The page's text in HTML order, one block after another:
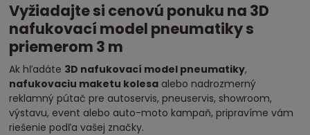
Vyžiadajte si cenovú ponuku na 3D
nafukovací model pneumatiky s
priemerom 3 m
Ak hľadáte 3D nafukovací model pneumatiky,
nafukovaciu maketu kolesa alebo nadrozmerný
reklamný pútač pre autoservis, pneuservis, showroom,
výstavu, event alebo auto-moto kampaň, pripravíme vám
riešenie podľa vašej značky.